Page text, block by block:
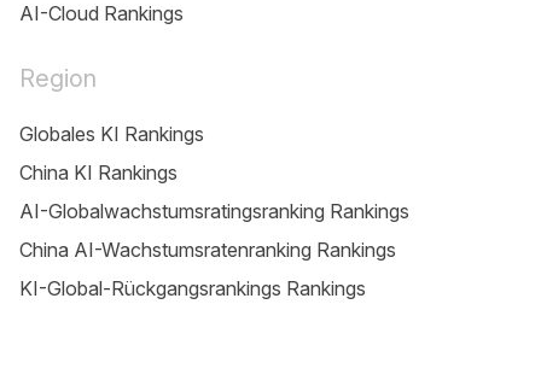
AI-Cloud Rankings
Region
Globales KI Rankings
China KI Rankings
AI-Globalwachstumsratingsranking Rankings
China AI-Wachstumsratenranking Rankings
KI-Global-Rückgangsrankings Rankings